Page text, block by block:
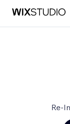
Re-